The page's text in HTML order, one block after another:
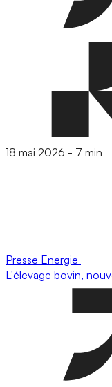
18 mai 2026 - 7 min
Presse Energie
L'élevage bovin,